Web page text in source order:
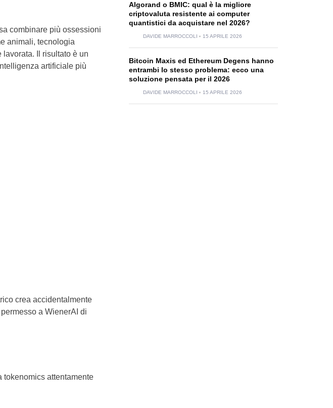
combinare più ossessioni
animali, tecnologia
Il risultato è un
artificiale più
crea accidentalmente
a WienerAI di
tokenomics attentamente
Algorand o BMIC: qual è la migliore
criptovaluta resistente ai computer
quantistici da acquistare nel 2026?
DAVIDE MARROCCOLI 15 APRILE 2026
Bitcoin Maxis ed Ethereum Degens hanno
entrambi lo stesso problema: ecco una
soluzione pensata per il 2026
DAVIDE MARROCCOLI 15 APRILE 2026